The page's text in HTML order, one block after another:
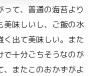
って、普通の海苔より
美味しいし、ご飯の水
く出て美味しい。また
で十分ごちそうなのが
、またこのおかずがよ